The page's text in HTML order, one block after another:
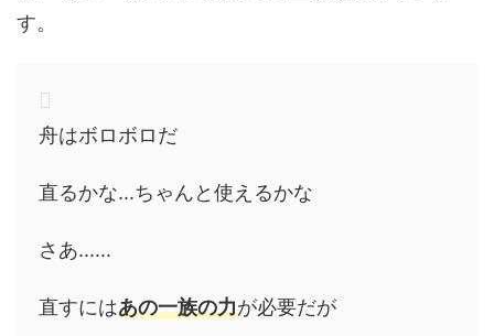
す。
舟はボロボロだ
直るかな...ちゃんと使えるかな
さあ......
直すにはあの一族の力が必要だが